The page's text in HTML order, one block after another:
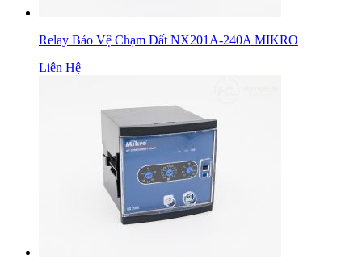
Relay Bảo Vệ Chạm Đất NX201A-240A MIKRO
Liên Hệ